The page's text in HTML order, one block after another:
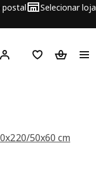
postal Selecionar loja
Hej! Inicie sessão
FavoritosCesto de
50x60 cm